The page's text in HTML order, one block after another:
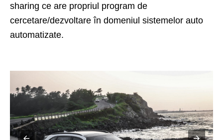
sharing ce are propriul program de
cercetare/dezvoltare în domeniul sistemelor auto
automatizate.